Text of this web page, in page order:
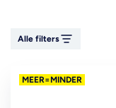
Alle filters
MEER=MINDER